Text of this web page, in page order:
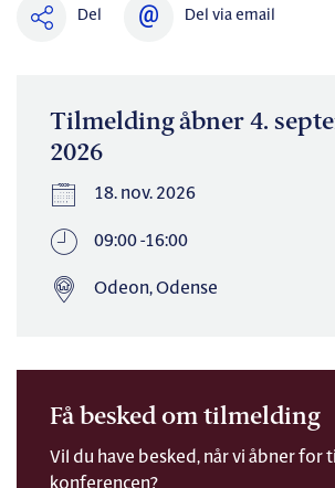
Del Del via email
Tilmelding åbner 4.
2026
18. nov. 2026
09:00 -16:00
Odeon, Odense
Få besked om tilmelding
Vil du have besked, når vi åbner for